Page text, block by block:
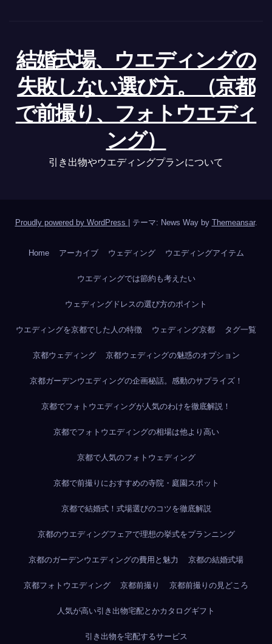
結婚式場、ウエディングの
失敗しない選び方。（京都
で前撮り、フォトウエディ
ング）
引き出物やウエディングプランについて
Proudly powered by WordPress テーマ: News Way by Themeansar.
Home アーカイブ ウェディング ウエディングアイテム
ウエディングでは節約も考えたい
ウェディングドレスの選び方のポイント
ウエディングを京都でした人の特徴 ウェディング京都 タグ一覧
京都ウェディング 京都ウェディングの魅惑のオプション
京都ガーデンウエディングの企画秘話。感動のサプライズ！
京都でフォトウエディングが人気のわけを徹底解説！
京都でフォトウエディングの相場は他より高い
京都で人気のフォトウェディング
京都で前撮りにおすすめの寺院・庭園スポット
京都で結婚式！式場選びのコツを徹底解説
京都のウエディングフェアで理想の挙式をプランニング
京都のガーデンウエディングの費用と魅力 京都の結婚式場
京都フォトウエディング 京都前撮り 京都前撮りの見どころ
人気が高い引き出物宅配とかカタログギフト
引き出物を宅配するサービス